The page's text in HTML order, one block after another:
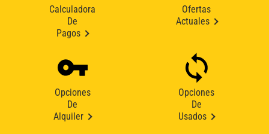
Calculadora
De
Pagos
Ofertas
Actuales
Opciones
De
Alquiler
Opciones
De
Usados